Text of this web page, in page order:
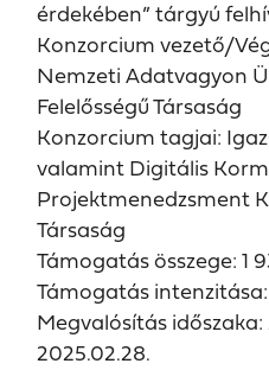
érdekében” tárgyú
Konzorcium vezető/
Nemzeti Adatvagyon
Felelősségű Társaság
Konzorcium tagjai:
valamint Digitális
Projektmenedzsment
Társaság
Támogatás összege: 1
Támogatás
Megvalósítás időszaka:
2025.02.28.